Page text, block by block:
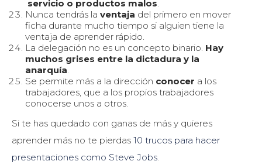
servicio o productos malos.
Nunca tendrás la ventaja del primero en mover
ficha durante mucho tiempo si alguien tiene la
ventaja de aprender rápido.
La delegación no es un concepto binario. Hay
muchos grises entre la dictadura y la
anarquía.
Se permite más a la dirección conocer a los
trabajadores, que a los propios trabajadores
conocerse unos a otros.
Si te has quedado con ganas de más y quieres
aprender más no te pierdas 10 trucos para hacer
presentaciones como Steve Jobs.